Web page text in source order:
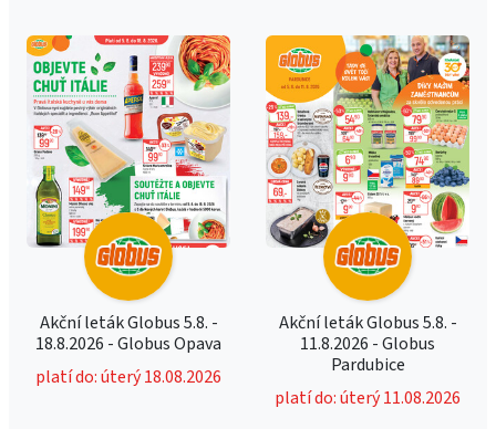
Akční leták Globus 5.8. -
18.8.2026 - Globus Opava
platí do: úterý 18.08.2026
Akční leták Globus 5.8. -
11.8.2026 - Globus
Pardubice
platí do: úterý 11.08.2026